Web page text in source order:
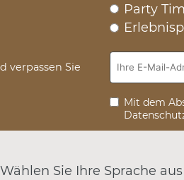
verpassen Sie
Party
Mit dem
Wählen Sie Ihre Sprache aus